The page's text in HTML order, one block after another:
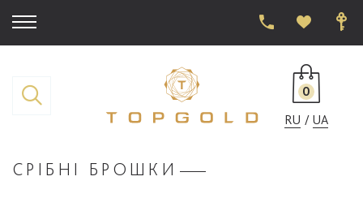
0
RU
UA
СРІБНІ БРОШКИ